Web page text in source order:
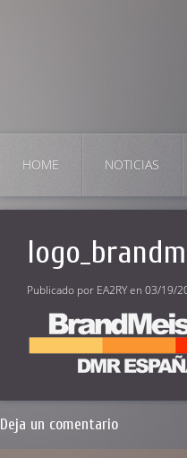
HOME NOTICIAS
Publicado por EA2RYen 03/19/
Deja un comentario